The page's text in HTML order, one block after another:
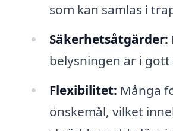
som kan samlas i
Säkerhetsåtgärder:
belysningen är i
Flexibilitet: Många
önskemål, vilket